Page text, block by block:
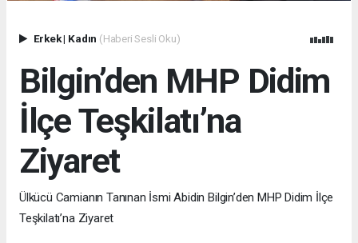
Erkek| Kadın (Haberi Sesli Oku)
Bilgin’den MHP Didim
İlçe Teşkilatı’na
Ziyaret
Ülkücü Camianın Tanınan İsmi Abidin Bilgin’den MHP Didim İlçe
Teşkilatı’na Ziyaret